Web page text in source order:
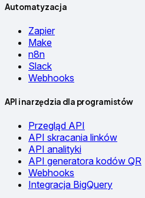
Automatyzacja
Zapier
Make
n8n
Slack
Webhooks
API i narzędzia dla programistów
Przegląd API
API skracania linków
API analityki
API generatora kodów QR
Webhooks
Integracja BigQuery